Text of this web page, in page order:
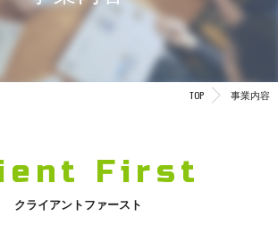
TOP 事業内容
First
クライアントファースト